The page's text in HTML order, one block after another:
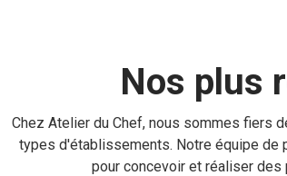
Nos plus
Chez Atelier du Chef, nous sommes fiers
types d'établissements. Notre équipe de
pour concevoir et réaliser